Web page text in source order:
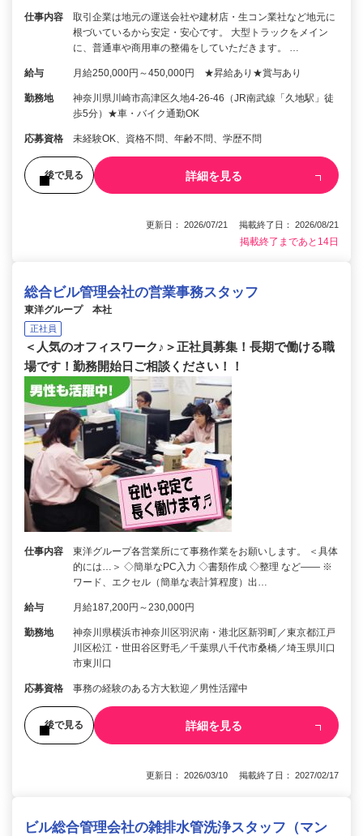
仕事内容
取引企業は地元の運送会社や建材店・生コン業社など地元に
根づいているから安定・安心です。 大型トラックをメイン
に、普通車や商用車の整備をしていただきます。 …
給与 月給250,000円～450,000円 ★昇給あり★賞与あり
勤務地
神奈川県川崎市高津区久地4-26-46（JR南武線「久地駅」徒
歩5分）★車・バイク通勤OK
応募資格 未経験OK、資格不問、年齢不問、学歴不問
後で見る 詳細を見る
更新日： 2026/07/21 掲載終了日： 2026/08/21
掲載終了まであと14日
総合ビル管理会社の営業事務スタッフ
東洋グループ 本社
正社員
＜人気のオフィスワーク♪＞正社員募集！長期で働ける職
場です！勤務開始日ご相談ください！！
仕事内容
東洋グループ各営業所にて事務作業をお願いします。 ＜具体
的には…＞ ◇簡単なPC入力 ◇書類作成 ◇整理 など―― ※
ワード、エクセル（簡単な表計算程度）出…
給与 月給187,200円～230,000円
勤務地
神奈川県横浜市神奈川区羽沢南・港北区新羽町／東京都江戸
川区松江・世田谷区野毛／千葉県八千代市桑橋／埼玉県川口
市東川口
応募資格 事務の経験のある方大歓迎／男性活躍中
後で見る 詳細を見る
更新日： 2026/03/10 掲載終了日： 2027/02/17
ビル総合管理会社の雑排水管洗浄スタッフ（マン